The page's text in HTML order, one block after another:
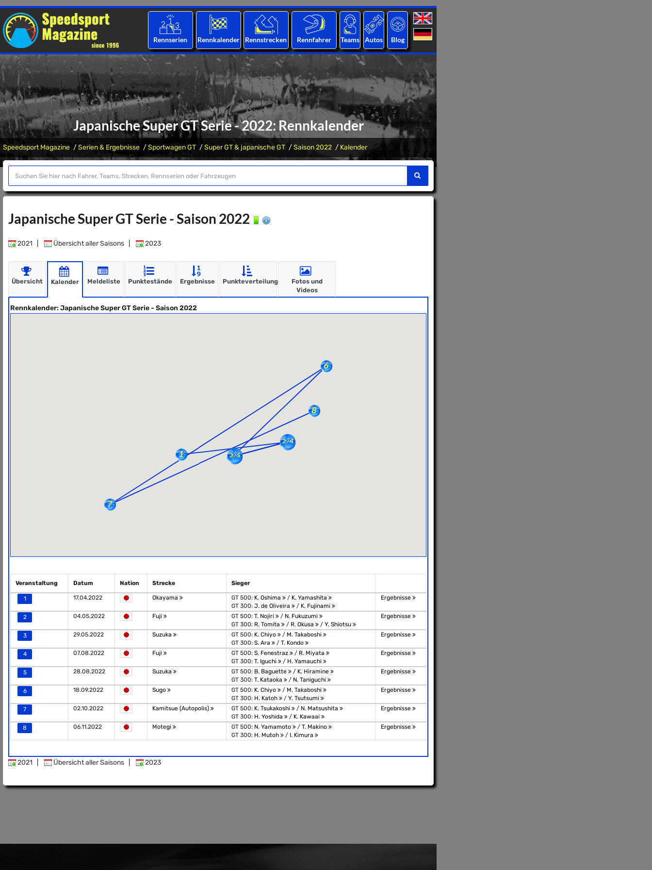
Rennserien Rennkalender Rennstrecken Rennfahrer Teams Autos Blog
Japanische Super GT Serie - 2022: Rennkalender
Speedsport Magazine Serien & Ergebnisse Sportwagen GT Super GT & japanische GT Saison 2022 Kalender
Japanische Super GT Serie - Saison 2022
2021 Übersicht aller Saisons 2023
Übersicht Kalender Meldeliste Punktestände Ergebnisse Punkteverteilung
Fotos und
Videos
Rennkalender: Japanische Super GT Serie - Saison 2022
Veranstaltung Datum Nation Strecke Sieger
1 17.04.2022 Okayama GT 500: K. Oshima / K. Yamashita
GT 300: J. de Oliveira / K. Fujinami
Ergebnisse
2 04.05.2022 Fuji GT 500: T. Nojiri / N. Fukuzumi
GT 300: R. Tomita / R. Okusa / Y. Shiotsu
Ergebnisse
3 29.05.2022 Suzuka GT 500: K. Chiyo / M. Takaboshi
GT 300: S. Ara / T. Kondo
Ergebnisse
4 07.08.2022 Fuji GT 500: S. Fenestraz / R. Miyata
GT 300: T. Iguchi / H. Yamauchi
Ergebnisse
5 28.08.2022 Suzuka GT 500: B. Baguette / K. Hiramine
GT 300: T. Kataoka / N. Taniguchi
Ergebnisse
6 18.09.2022 Sugo GT 500: K. Chiyo / M. Takaboshi
GT 300: H. Katoh / Y. Tsutsumi
Ergebnisse
7 02.10.2022 Kamitsue (Autopolis) GT 500: K. Tsukakoshi / N. Matsushita
GT 300: H. Yoshida / K. Kawaai
Ergebnisse
8 06.11.2022 Motegi GT 500: N. Yamamoto / T. Makino
GT 300: H. Mutoh / I. Kimura
Ergebnisse
2021 Übersicht aller Saisons 2023